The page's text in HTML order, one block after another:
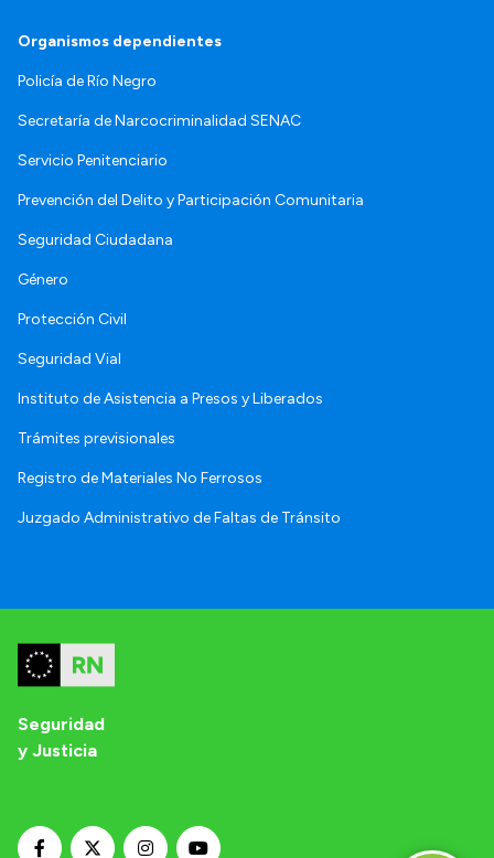
Organismos dependientes
Policía de Río Negro
Secretaría de Narcocriminalidad SENAC
Servicio Penitenciario
Prevención del Delito y Participación Comunitaria
Seguridad Ciudadana
Género
Protección Civil
Seguridad Vial
Instituto de Asistencia a Presos y Liberados
Trámites previsionales
Registro de Materiales No Ferrosos
Juzgado Administrativo de Faltas de Tránsito
Seguridad
y Justicia